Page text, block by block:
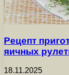
Рецепт
яичных
18.11.2025